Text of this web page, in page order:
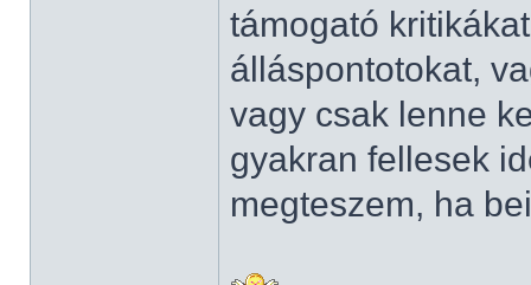
támogató
álláspontotokat,
vagy csak lenne
gyakran fellesek
megteszem, ha